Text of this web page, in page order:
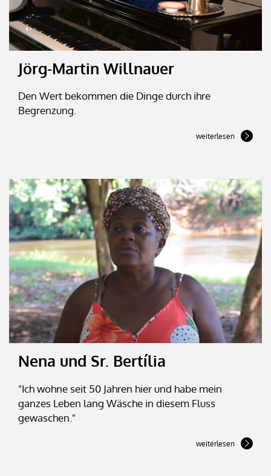
Jörg-Martin Willnauer
Den Wert bekommen die Dinge durch ihre
Begrenzung.
weiterlesen
Nena und Sr. Bertília
"Ich wohne seit 50 Jahren hier und habe mein
ganzes Leben lang Wäsche in diesem Fluss
gewaschen."
weiterlesen